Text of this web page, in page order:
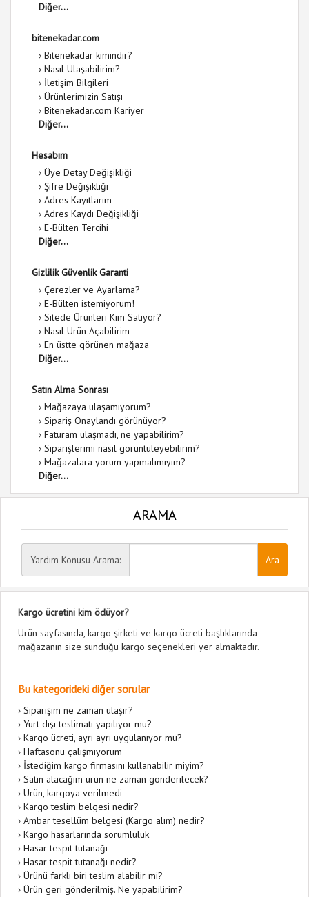
Diğer...
bitenekadar.com
› Bitenekadar kimindir?
› Nasıl Ulaşabilirim?
› İletişim Bilgileri
› Ürünlerimizin Satışı
› Bitenekadar.com Kariyer
Diğer...
Hesabım
› Üye Detay Değişikliği
› Şifre Değişikliği
› Adres Kayıtlarım
› Adres Kaydı Değişikliği
› E-Bülten Tercihi
Diğer...
Gizlilik Güvenlik Garanti
› Çerezler ve Ayarlama?
› E-Bülten istemiyorum!
› Sitede Ürünleri Kim Satıyor?
› Nasıl Ürün Açabilirim
› En üstte görünen mağaza
Diğer...
Satın Alma Sonrası
› Mağazaya ulaşamıyorum?
› Sipariş Onaylandı görünüyor?
› Faturam ulaşmadı, ne yapabilirim?
› Siparişlerimi nasıl görüntüleyebilirim?
› Mağazalara yorum yapmalımıyım?
Diğer...
ARAMA
Yardım Konusu Arama:
Kargo ücretini kim ödüyor?
Ürün sayfasında, kargo şirketi ve kargo ücreti başlıklarında
mağazanın size sunduğu kargo seçenekleri yer almaktadır.
Bu kategorideki diğer sorular
› Siparişim ne zaman ulaşır?
› Yurt dışı teslimatı yapılıyor mu?
› Kargo ücreti, ayrı ayrı uygulanıyor mu?
› Haftasonu çalışmıyorum
› İstediğim kargo firmasını kullanabilir miyim?
› Satın alacağım ürün ne zaman gönderilecek?
› Ürün, kargoya verilmedi
› Kargo teslim belgesi nedir?
› Ambar tesellüm belgesi (Kargo alım) nedir?
› Kargo hasarlarında sorumluluk
› Hasar tespit tutanağı
› Hasar tespit tutanağı nedir?
› Ürünü farklı biri teslim alabilir mi?
› Ürün geri gönderilmiş. Ne yapabilirim?